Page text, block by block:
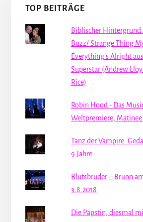
TOP BEITRÄGE
Biblischer Hintergrund
Buzz/ Strange Thing
Everything's Alright
Superstar (Andrew
Rice)
Robin Hood - Das
Weltpremiere, Matinee
Tanz der Vampire:
9 Jahre
Blutsbrüder – Brunn
3.8.2018
Die Päpstin, diesmal